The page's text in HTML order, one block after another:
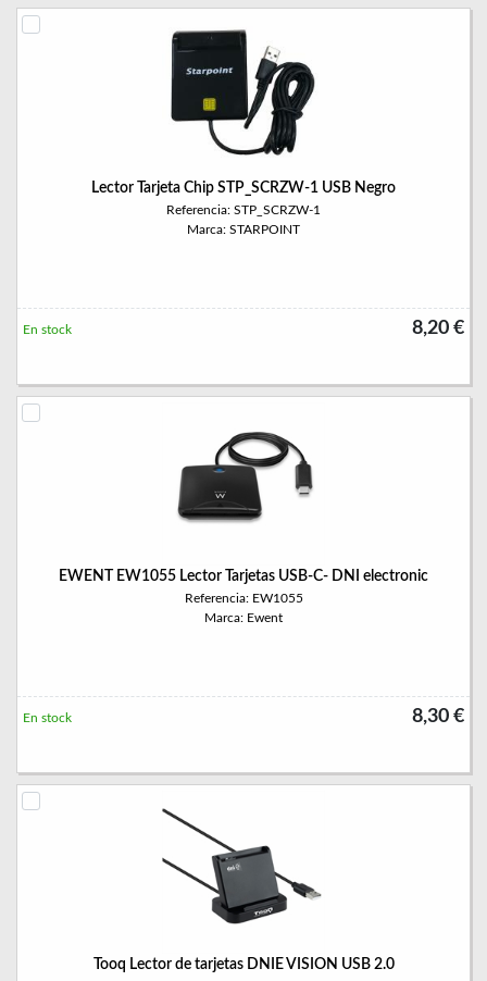
Lector Tarjeta Chip STP_SCRZW-1 USB Negro
Referencia: STP_SCRZW-1
Marca: STARPOINT
8,20 €
En stock
EWENT EW1055 Lector Tarjetas USB-C- DNI electronic
Referencia: EW1055
Marca: Ewent
8,30 €
En stock
Tooq Lector de tarjetas DNIE VISION USB 2.0